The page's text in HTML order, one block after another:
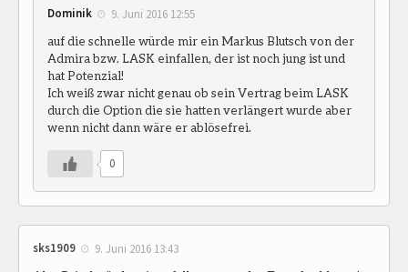
Dominik 9. Juni 2016 12:55
auf die schnelle würde mir ein Markus Blutsch von der
Admira bzw. LASK einfallen, der ist noch jung ist und
hat Potenzial!
Ich weiß zwar nicht genau ob sein Vertrag beim LASK
durch die Option die sie hatten verlängert wurde aber
wenn nicht dann wäre er ablösefrei.
0
sks1909 9. Juni 2016 13:43